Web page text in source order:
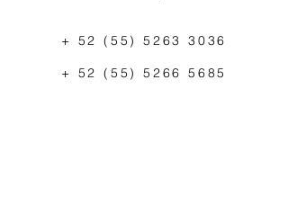
+ 52 (55) 5263 3036
+ 52 (55) 5266 5685